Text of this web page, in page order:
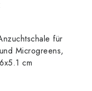
für
Microgreens,
cm